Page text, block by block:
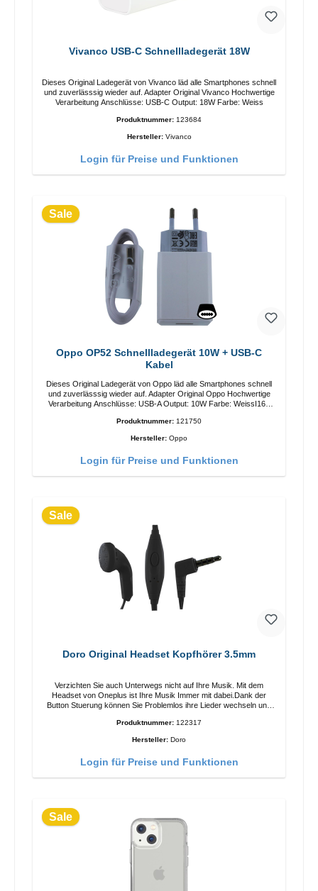
Vivanco USB-C Schnellladegerät 18W
Dieses Original Ladegerät von Vivanco läd alle Smartphones schnell
und zuverlässsig wieder auf. Adapter Original Vivanco Hochwertige
Verarbeitung Anschlüsse: USB-C Output: 18W Farbe: Weiss
Produktnummer: 123684
Hersteller: Vivanco
Login für Preise und Funktionen
Sale
Oppo OP52 Schnellladegerät 10W + USB-C
Kabel
Dieses Original Ladegerät von Oppo läd alle Smartphones schnell
und zuverlässsig wieder auf. Adapter Original Oppo Hochwertige
Verarbeitung Anschlüsse: USB-A Output: 10W Farbe: WeissI167
Produktnummer: 121750
Hersteller: Oppo
Login für Preise und Funktionen
Sale
Doro Original Headset Kopfhörer 3.5mm
Verzichten Sie auch Unterwegs nicht auf Ihre Musik. Mit dem
Headset von Oneplus ist Ihre Musik Immer mit dabei.Dank der
Button Stuerung können Sie Problemlos ihre Lieder wechseln und
Anrufen integriertes Mikrophone Ergonomisches Design
Produktnummer: 122317
Hersteller: Doro
Login für Preise und Funktionen
Sale